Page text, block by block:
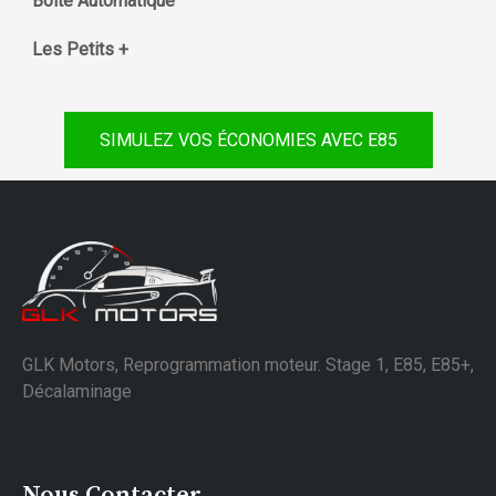
Les Petits +
SIMULEZ VOS ÉCONOMIES AVEC E85
GLK Motors, Reprogrammation moteur. Stage 1, E85, E85+,
Décalaminage